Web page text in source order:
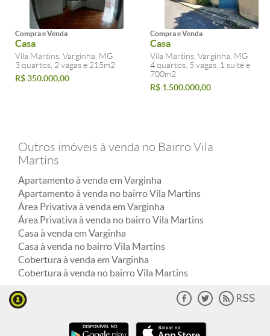
Compra e Venda
Casa
Vila Martins, Varginha, MG
3 quartos, 2 vagas e 215m2
R$ 350.000,00
Compra e Venda
Casa
Vila Martins, Varginha, MG
4 quartos, 5 vagas, 1 suite e
700m2
R$ 1.500.000,00
Outros imóveis à venda no Bairro Vila
Martins
Apartamento à venda em Varginha
Apartamento à venda no bairro Vila Martins
Área Privativa à venda em Varginha
Área Privativa à venda no bairro Vila Martins
Casa à venda em Varginha
Casa à venda no bairro Vila Martins
Cobertura à venda em Varginha
Cobertura à venda no bairro Vila Martins